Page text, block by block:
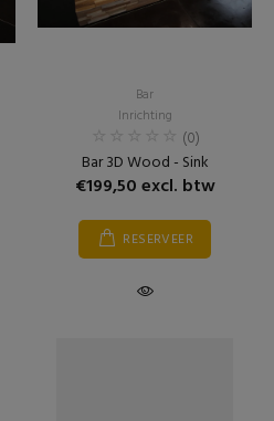
Bar
Inrichting
(0)
Bar 3D Wood - Sink
€199,50 excl. btw
RESERVEER